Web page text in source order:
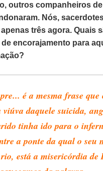
outros companheiros de
Nós,
três agora. Quais
encorajamento para
é a mesma frase
viúva daquele suicida,
tinha ido para o
a ponte da qual o seu
está a misericórdia de